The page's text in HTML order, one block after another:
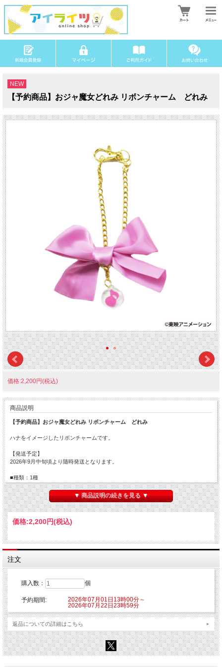
NEW
【予約商品】おジャ魔女どれみ リボンチャーム どれみ
価格:2,200円(税込)
商品説明
【予約商品】おジャ魔女どれみ リボンチャーム どれみ
ハナをイメージしたリボンチャームです。
【発送予定】
2026年9月中旬頃より随時発送となります。
■種類：1種
■販売形態：オープン仕様
■サイズ：約120×150mm(チェーン部分含む)
■素材：アクリル、ポリエステル
【ご注意】
※こちらの商品はご注文時にクレジットカード決済承認（課金）を行います。予め
※他の商品を一緒にご購入した場合もご注文時にカード決済承認（課金）を行いま
す。
※受注生産商品のため、お申込み後のキャンセルはできません。予めご了承くださ
い。
© 東映アニメーション
▼ 商品説明の続きを見る ▼
価格:2,200円(税込)
注文
購入数： 個
予約期間:
2026年07月01日13時00分～
2026年07月22日23時59分
返品についての詳細はこちら